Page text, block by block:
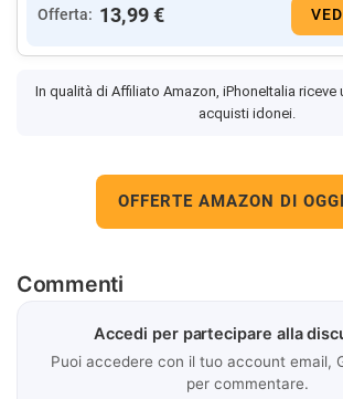
Offerta: 13,99 €
In qualità di Affiliato Amazon, iPhoneItalia
acquisti idonei.
OFFERTE AMAZON DI OGGI
Commenti
Accedi per partecipare alla
Puoi accedere con il tuo account email,
per commentare.